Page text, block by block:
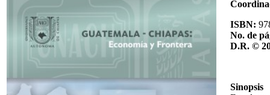
ISBN:
No. de
D.R. ©
Sinopsis